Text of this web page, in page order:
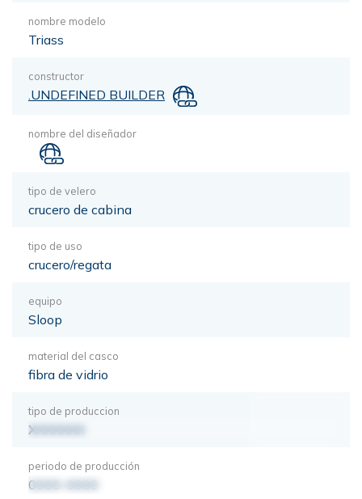
nombre modelo
Triass
constructor
.UNDEFINED BUILDER
nombre del diseñador
tipo de velero
crucero de cabina
tipo de uso
crucero/regata
equipo
Sloop
material del casco
fibra de vidrio
tipo de produccion
XXXXXXX
periodo de producción
0000-0000